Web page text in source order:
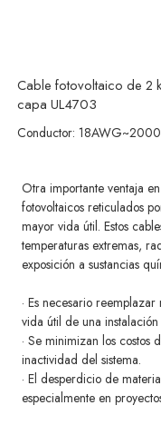
Cable fotovoltaico de 2
capa UL4703
Conductor:
Otra importante ventaja
fotovoltaicos reticulados
mayor vida útil. Estos
temperaturas extremas,
exposición a sustancias
· Es necesario
vida útil de una
· Se minimizan los costos
inactividad del sistema.
· El desperdicio de
especialmente en